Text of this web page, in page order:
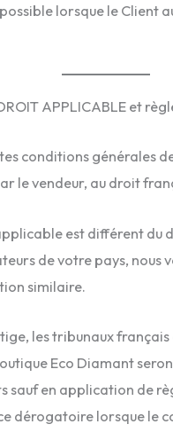
lorsque le Client
APPLICABLE et
conditions générales
le vendeur, au droit
est différent du
de votre pays, nous
similaire.
les tribunaux français
Eco Diamant
sauf en application de
dérogatoire lorsque le